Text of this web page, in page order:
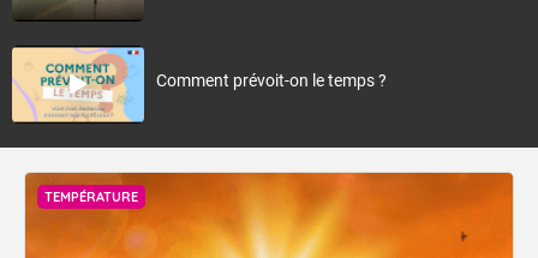
Comment prévoit-on le temps ?
TEMPÉRATURE